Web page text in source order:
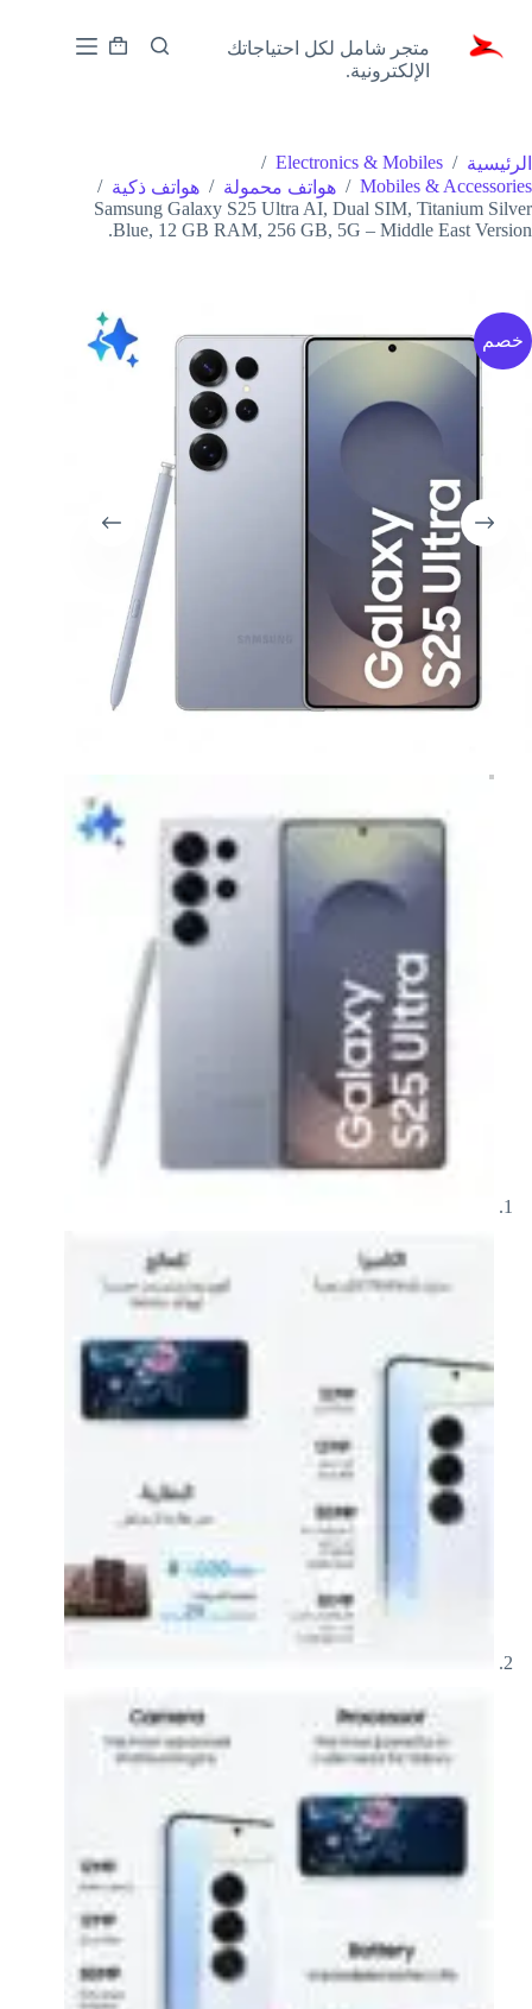
المحتوى
متجر شامل لكل احتياجاتك
الإلكترونية.
عربة
الرئيسية /
Electronics & Mobiles
/
Mobiles & Accessories
/ هواتف محمولة / هواتف ذكية /
Samsung Galaxy S25 Ultra AI, Dual SIM, Titanium Silver
Blue, 12 GB RAM, 256 GB, 5G – Middle East Version.
خصم